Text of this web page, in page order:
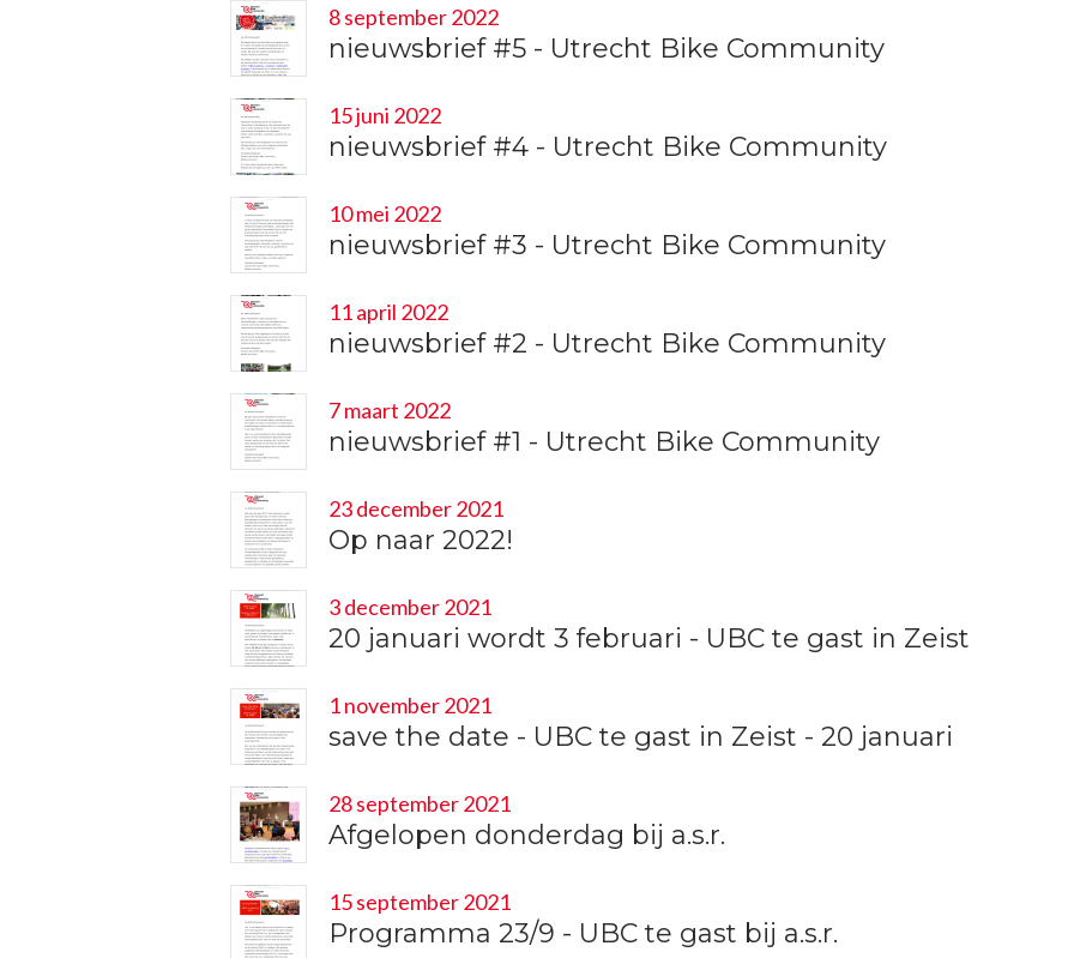
8 september 2022
nieuwsbrief #5 - Utrecht Bike Community
15 juni 2022
nieuwsbrief #4 - Utrecht Bike Community
10 mei 2022
nieuwsbrief #3 - Utrecht Bike Community
11 april 2022
nieuwsbrief #2 - Utrecht Bike Community
7 maart 2022
nieuwsbrief #1 - Utrecht Bike Community
23 december 2021
Op naar 2022!
3 december 2021
20 januari wordt 3 februari - UBC te gast in Zeist
1 november 2021
save the date - UBC te gast in Zeist - 20 januari
28 september 2021
Afgelopen donderdag bij a.s.r.
15 september 2021
Programma 23/9 - UBC te gast bij a.s.r.